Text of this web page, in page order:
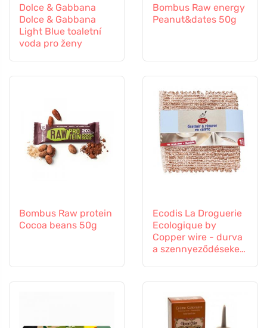
Dolce & Gabbana
Dolce & Gabbana
Light Blue toaletní
voda pro ženy
Bombus Raw energy
Peanut&dates 50g
Bombus Raw protein
Cocoa beans 50g
Ecodis La Droguerie
Ecologique by
Copper wire - durva
a szennyeződéseken,